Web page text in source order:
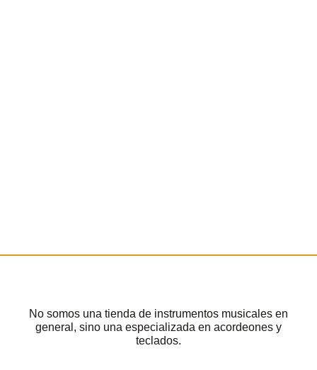
No somos una tienda de instrumentos musicales en
general, sino una especializada en acordeones y
teclados.